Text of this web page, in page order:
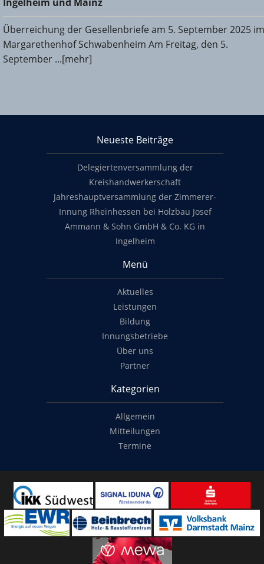
Überreichung der Gesellenbriefe am 5. September 2025 im
Margarethenhof Schwabenheim Am Freitag, den 5.
September ...[mehr]
Neueste Beiträge
Delegiertenversammlung der
Kreishandwerkerschaft
Jahreshauptversammlung der Zimmerer-
Innung Rheinhessen bei Holzbau Josef
Ammann & Sohn GmbH & Co. KG in
Ingelheim
Menü
Aktuelles
Leistungen
Bildung
Innungsbetriebe
Über uns
Partner
Kategorien
Allgemein
Mitteilungen
Termine
© 2014-2022 Classymade GmbH. Alle Rechte vorbehalten.